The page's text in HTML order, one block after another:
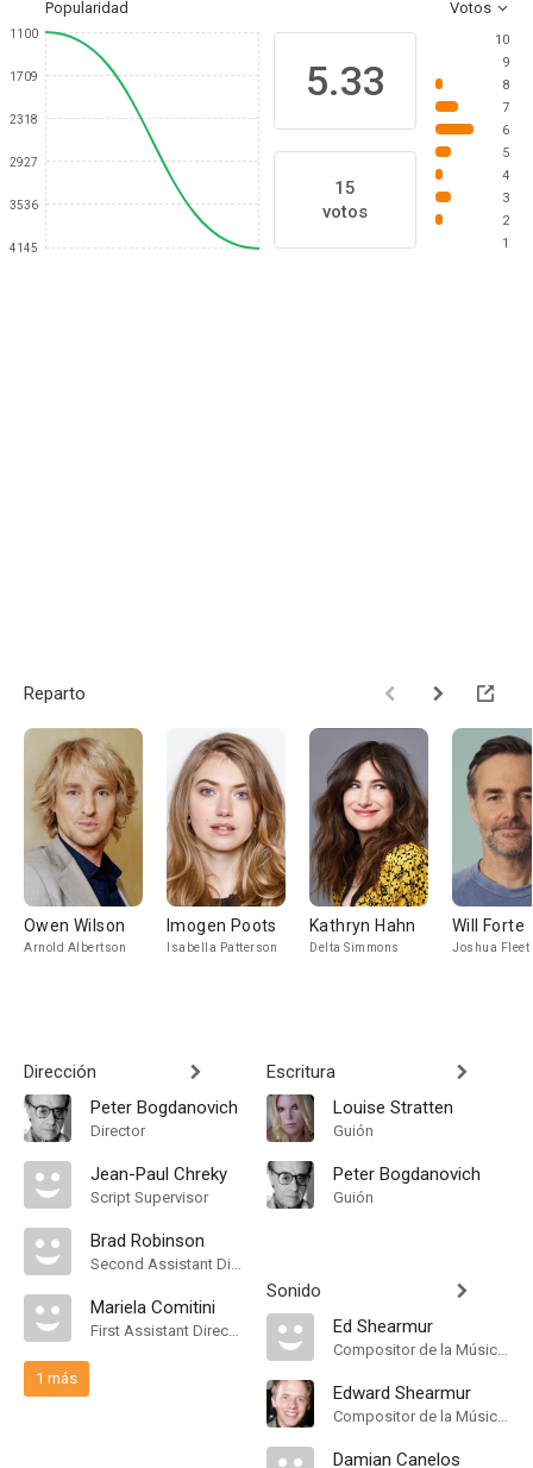
Popularidad Votos
1100
1709
2318
2927
3536
4145
5.33
15
votos
10
9
8
7
6
5
4
3
2
1
Reparto
Owen Wilson
Arnold Albertson
Imogen Poots
Isabella Patterson
Kathryn Hahn
Delta Simmons
Will Forte
Joshua Fleet
Dirección
Peter Bogdanovich
Director
Jean-Paul Chreky
Script Supervisor
Brad Robinson
Second Assistant Director
Mariela Comitini
First Assistant Director
1 más
Escritura
Louise Stratten
Guión
Peter Bogdanovich
Guión
Sonido
Ed Shearmur
Compositor de la Música Original
Edward Shearmur
Compositor de la Música Original
Damian Canelos